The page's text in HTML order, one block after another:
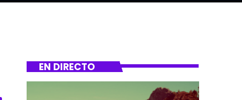
EN DIRECTO